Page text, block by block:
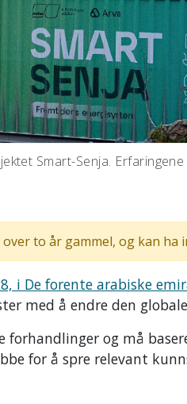
Smart-Senja.
to år gammel, og kan ha
i De forente arabiske
med å endre den
og må
for å spre relevant